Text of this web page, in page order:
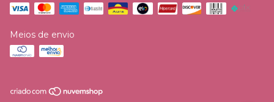
Meios de envio